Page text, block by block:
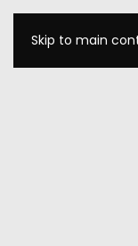
Skip to main